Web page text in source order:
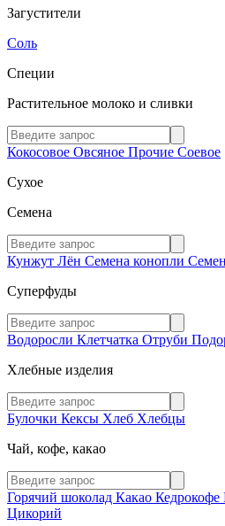
Загустители
Соль
Специи
Растительное молоко и сливки
Кокосовое Овсяное Прочие Соевое
Сухое
Семена
Кунжут Лён Семена конопли
Суперфуды
Водоросли Клетчатка Отруби
Хлебные изделия
Булочки Кексы Хлеб Хлебцы
Чай, кофе, какао
Горячий шоколад Какао Кедрокофе
Цикорий